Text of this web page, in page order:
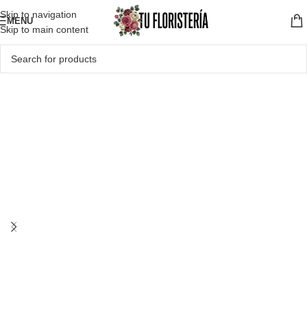
Skip to navigation
Skip to main content
MENU